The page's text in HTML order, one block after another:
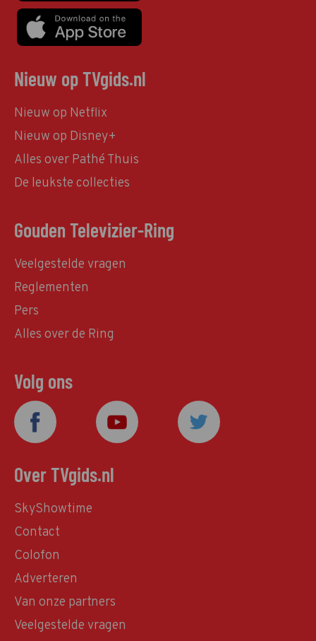
Nieuw op TVgids.nl
Nieuw op Netflix
Nieuw op Disney+
Alles over Pathé Thuis
De leukste collecties
Gouden Televizier-Ring
Veelgestelde vragen
Reglementen
Pers
Alles over de Ring
Volg ons
Over TVgids.nl
SkyShowtime
Contact
Colofon
Adverteren
Van onze partners
Veelgestelde vragen